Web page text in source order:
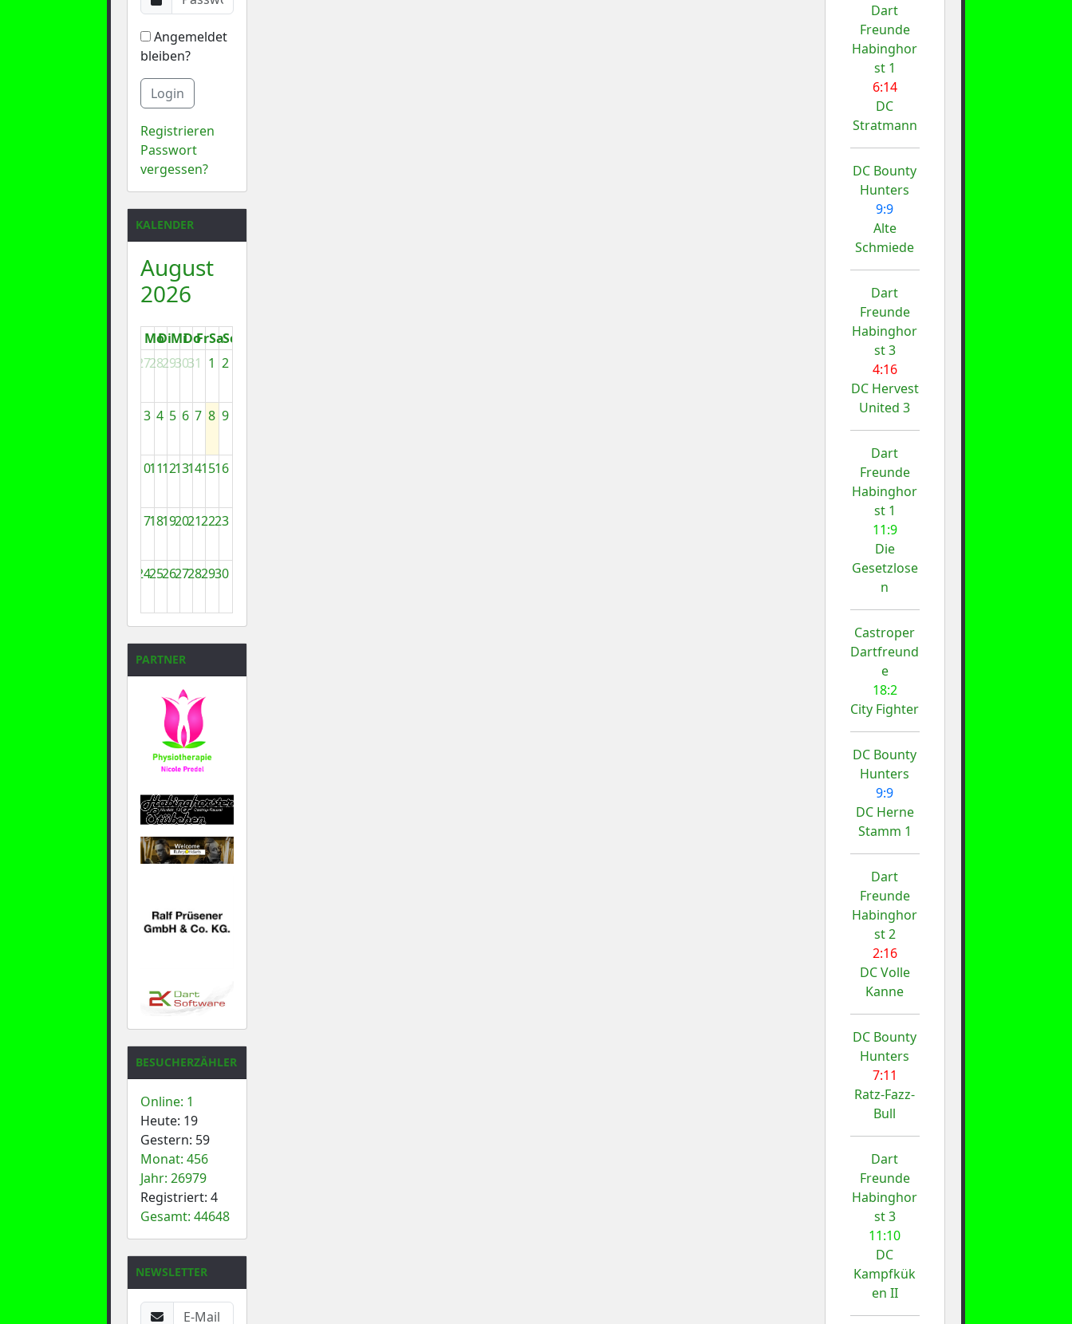
Angemeldet
bleiben?
Login
Registrieren
Passwort
vergessen?
KALENDER
August
2026
MoDiMiDoFrSaSo
2728293031 1 2
3 4 5 6 7 8 9
10111213141516
17181920212223
24252627282930
31 1 2 3 4 5 6
PARTNER
BESUCHERZÄHLER
Online: 1
Heute: 19
Gestern: 59
Monat: 456
Jahr: 26979
Registriert: 4
Gesamt: 44648
NEWSLETTER
Dart
Freunde
Habinghor
st 1
6:14
DC
Stratmann
DC Bounty
Hunters
9:9
Alte
Schmiede
Dart
Freunde
Habinghor
st 3
4:16
DC Hervest
United 3
Dart
Freunde
Habinghor
st 1
11:9
Die
Gesetzlose
n
Castroper
Dartfreund
e
18:2
City Fighter
DC Bounty
Hunters
9:9
DC Herne
Stamm 1
Dart
Freunde
Habinghor
st 2
2:16
DC Volle
Kanne
DC Bounty
Hunters
7:11
Ratz-Fazz-
Bull
Dart
Freunde
Habinghor
st 3
11:10
DC
Kampfkük
en II